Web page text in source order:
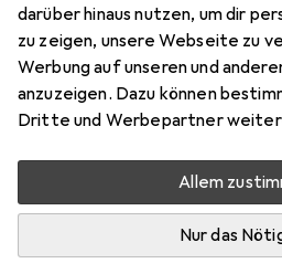
darüber hinaus nutzen, um dir
zu zeigen, unsere Webseite zu
Werbung auf unseren und
anzuzeigen. Dazu können
Dritte und Werbepartner
Allem
Nur das
Frizzant
vor 2 Jahren
hat dieses Produkt gekauft
Es wird gesagt fürs gaming
read/write... Du brauchste eine
Bist du bereit 1-2 Sekunden bei
warten (wenn überhaupt), dann